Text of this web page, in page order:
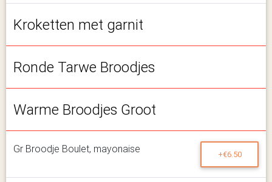
Kroketten met garnit
Ronde Tarwe Broodjes
Warme Broodjes Groot
Gr Broodje Boulet, mayonaise +€6.50